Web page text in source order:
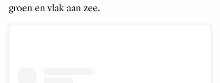
groen en vlak aan zee.